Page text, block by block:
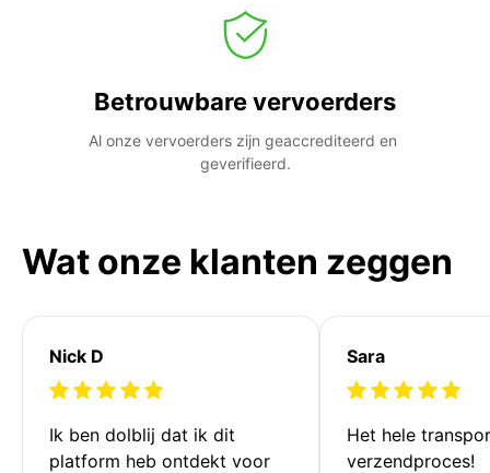
Betrouwbare vervoerders
Al onze vervoerders zijn geaccrediteerd en
geverifieerd.
Wat onze klanten zeggen
Nick D
Ik ben dolblij dat ik dit
platform heb ontdekt voor
Sara
Het hele
verzendproces!